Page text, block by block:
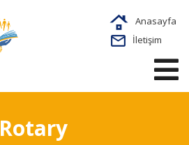
Anasayfa
İletişim
Rotary